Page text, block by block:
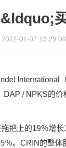
2022-01-07 13:29:08
International
/ NPKS的
把上的19％增
％。CRIN的整